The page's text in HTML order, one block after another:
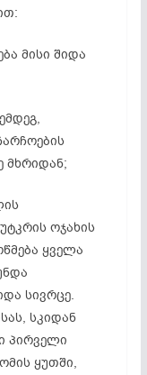
მისი შიდა
მხრიდან;
ოჯახის
ყველა
სივრცე.
სკიდან
პირველი
ყუთში,